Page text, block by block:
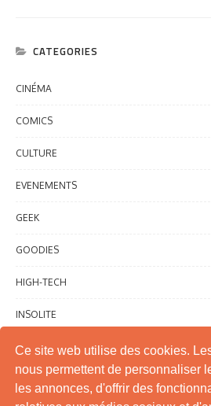
Ce site web utilise des cookies.
nous permettent de personnaliser
les annonces, d'offrir des
CATEGORIES
CINÉMA
COMICS
CULTURE
EVENEMENTS
GEEK
GOODIES
HIGH-TECH
INSOLITE
INTERNET
JEUX DE SOCIÉTÉ